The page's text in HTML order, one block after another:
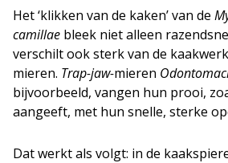
Het ‘klikken van de kaken’ van de
camillae bleek niet alleen
verschilt ook sterk van de
mieren. Trap-jaw-mieren
bijvoorbeeld, vangen hun prooi,
aangeeft, met hun snelle, sterke
Dat werkt als volgt: in de